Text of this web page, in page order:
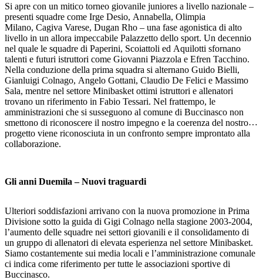
Si apre con un mitico torneo giovanile juniores a livello nazionale –
presenti squadre come Irge Desio, Annabella, Olimpia
Milano, Cagiva Varese, Dugan Rho – una fase agonistica di alto
livello in un allora impeccabile Palazzetto dello sport. Un decennio
nel quale le squadre di Paperini, Scoiattoli ed Aquilotti sfornano
talenti e futuri istruttori come Giovanni Piazzola e Efren Tacchino.
Nella conduzione della prima squadra si alternano Guido Bielli,
Gianluigi Colnago, Angelo Gottani, Claudio De Felici e Massimo
Sala, mentre nel settore Minibasket ottimi istruttori e allenatori
trovano un riferimento in Fabio Tessari. Nel frattempo, le
amministrazioni che si susseguono al comune di Buccinasco non
smettono di riconoscere il nostro impegno e la coerenza del nostro
progetto viene riconosciuta in un confronto sempre improntato alla
collaborazione.
Gli anni Duemila – Nuovi traguardi
Ulteriori soddisfazioni arrivano con la nuova promozione in Prima
Divisione sotto la guida di Gigi Colnago nella stagione 2003-2004,
l’aumento delle squadre nei settori giovanili e il consolidamento di
un gruppo di allenatori di elevata esperienza nel settore Minibasket.
Siamo costantemente sui media locali e l’amministrazione comunale
ci indica come riferimento per tutte le associazioni sportive di
Buccinasco.